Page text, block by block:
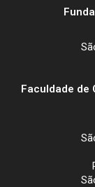
Faculdade de